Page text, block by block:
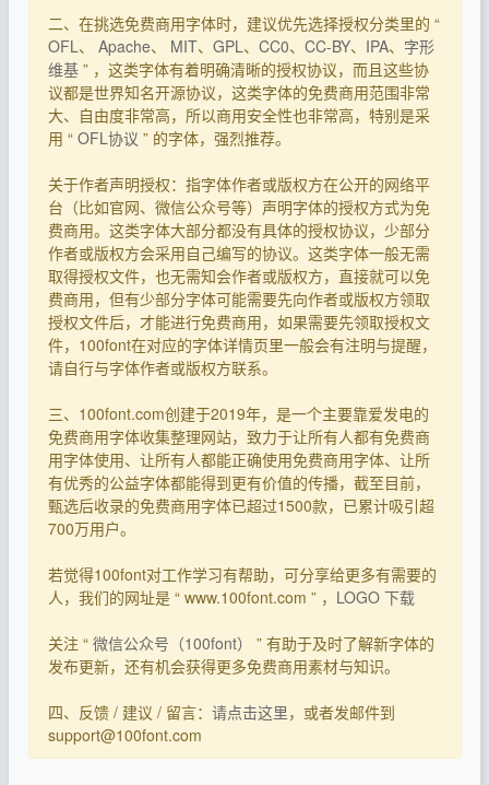
二、在挑选免费商用字体时，建议优先选择授权分类里的 “
OFL 、 Apache、 MIT、 GPL 、 CC0、 CC-BY、 IPA、 字形
维基 ” ，这类字体有着明确清晰的授权协议，而且这些协
议都是世界知名开源协议，这类字体的免费商用范围非常
大、自由度非常高，所以商用安全性也非常高，特别是采
用 “ OFL协议 ” 的字体，强烈推荐。
关于作者声明授权：指字体作者或版权方在公开的网络平
台（比如官网、微信公众号等）声明字体的授权方式为免
费商用。这类字体大部分都没有具体的授权协议，少部分
作者或版权方会采用自己编写的协议。这类字体一般无需
取得授权文件，也无需知会作者或版权方，直接就可以免
费商用，但有少部分字体可能需要先向作者或版权方领取
授权文件后，才能进行免费商用，如果需要先领取授权文
件，100font在对应的字体详情页里一般会有注明与提醒，
请自行与字体作者或版权方联系。
三、100font.com创建于2019年，是一个主要靠爱发电的
免费商用字体收集整理网站，致力于让所有人都有免费商
用字体使用、让所有人都能正确使用免费商用字体、让所
有优秀的公益字体都能得到更有价值的传播，截至目前，
甄选后收录的免费商用字体已超过1500款，已累计吸引超
700万用户。
若觉得100font对工作学习有帮助，可分享给更多有需要的
人，我们的网址是 “ www.100font.com ” ， LOGO 下载
关注 “ 微信公众号（100font）
” 有助于及时了解新字体的
发布更新，还有机会获得更多免费商用素材与知识。
四、反馈 / 建议 / 留言： 请点击这里，或者发邮件到
support@100font.com